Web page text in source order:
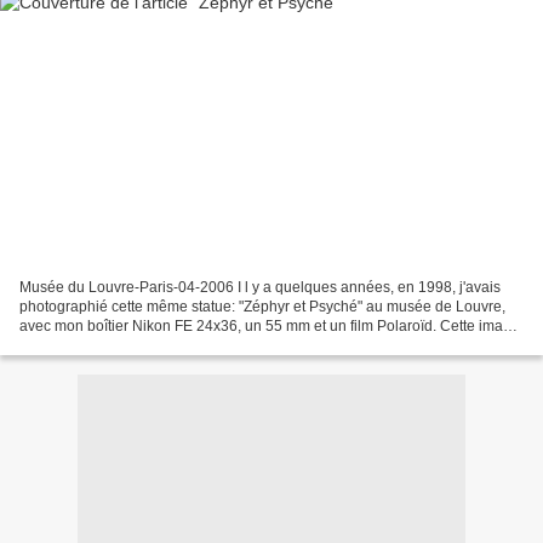
Musée du Louvre-Paris-04-2006 I l y a quelques années, en 1998, j'avais
photographié cette même statue: "Zéphyr et Psyché" au musée de Louvre,
avec mon boîtier Nikon FE 24x36, un 55 mm et un film Polaroïd. Cette image